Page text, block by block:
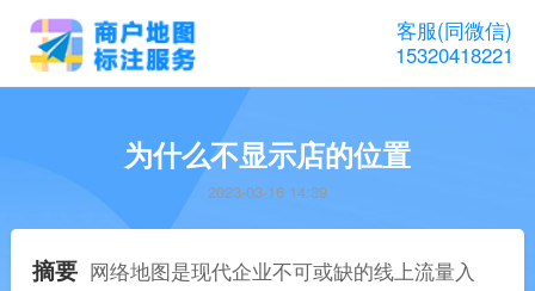
客服(同微信)
15320418221
为什么不显示店的位置
2023-03-16 14:39
摘要 网络地图是现代企业不可或缺的线上流量入